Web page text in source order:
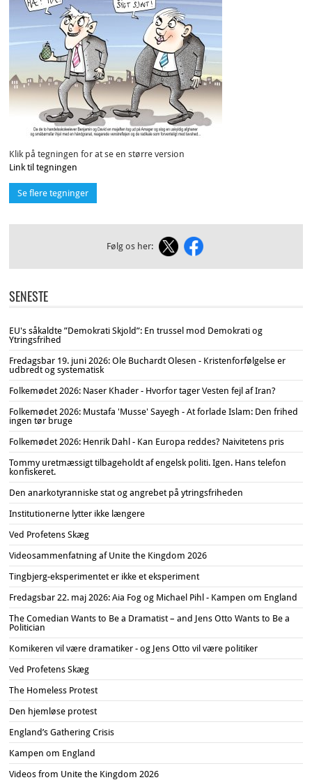
Klik på tegningen for at se en større version
Link til tegningen
Se flere tegninger
Følg os her:
SENESTE
EU's såkaldte ”Demokrati Skjold”: En trussel mod Demokrati og
Ytringsfrihed
Fredagsbar 19. juni 2026: Ole Buchardt Olesen - Kristenforfølgelse er
udbredt og systematisk
Folkemødet 2026: Naser Khader - Hvorfor tager Vesten fejl af Iran?
Folkemødet 2026: Mustafa 'Musse' Sayegh - At forlade Islam: Den frihed
ingen tør bruge
Folkemødet 2026: Henrik Dahl - Kan Europa reddes? Naivitetens pris
Tommy uretmæssigt tilbageholdt af engelsk politi. Igen. Hans telefon
konfiskeret.
Den anarkotyranniske stat og angrebet på ytringsfriheden
Institutionerne lytter ikke længere
Ved Profetens Skæg
Videosammenfatning af Unite the Kingdom 2026
Tingbjerg-eksperimentet er ikke et eksperiment
Fredagsbar 22. maj 2026: Aia Fog og Michael Pihl - Kampen om England
The Comedian Wants to Be a Dramatist – and Jens Otto Wants to Be a
Politician
Komikeren vil være dramatiker - og Jens Otto vil være politiker
Ved Profetens Skæg
The Homeless Protest
Den hjemløse protest
England’s Gathering Crisis
Kampen om England
Videos from Unite the Kingdom 2026